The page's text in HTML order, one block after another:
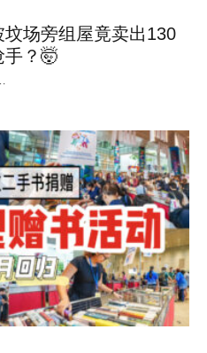
场旁组屋竟卖出130
手？🤯